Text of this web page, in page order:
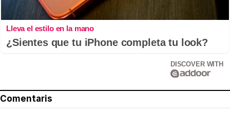
Lleva el estilo en la mano
¿Sientes que tu iPhone completa tu look?
DISCOVER WITH
Comentaris